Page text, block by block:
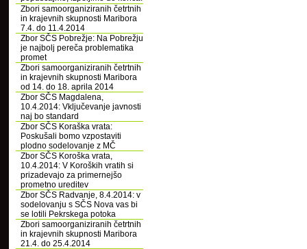
Zbori samoorganiziranih četrtnih
in krajevnih skupnosti Maribora
7.4. do 11.4.2014
Zbor SČS Pobrežje: Na Pobrežju
je najbolj pereča problematika
promet
Zbori samoorganiziranih četrtnih
in krajevnih skupnosti Maribora
od 14. do 18. aprila 2014
Zbor SČS Magdalena,
10.4.2014: Vključevanje javnosti
naj bo standard
Zbor SČS Koraška vrata:
Poskušali bomo vzpostaviti
plodno sodelovanje z MČ
Zbor SČS Koroška vrata,
10.4.2014: V Koroških vratih si
prizadevajo za primernejšo
prometno ureditev
Zbor SČS Radvanje, 8.4.2014: v
sodelovanju s SČS Nova vas bi
se lotili Pekrskega potoka
Zbori samoorganiziranih četrtnih
in krajevnih skupnosti Maribora
21.4. do 25.4.2014